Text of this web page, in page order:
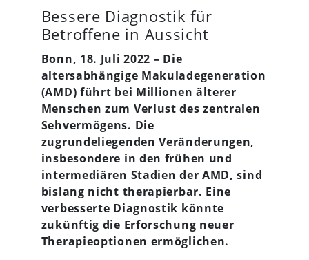
Bessere Diagnostik für
Betroffene in Aussicht
Bonn, 18. Juli 2022 – Die
altersabhängige Makuladegeneration
(AMD) führt bei Millionen älterer
Menschen zum Verlust des zentralen
Sehvermögens. Die
zugrundeliegenden Veränderungen,
insbesondere in den frühen und
intermediären Stadien der AMD, sind
bislang nicht therapierbar. Eine
verbesserte Diagnostik könnte
zukünftig die Erforschung neuer
Therapieoptionen ermöglichen.